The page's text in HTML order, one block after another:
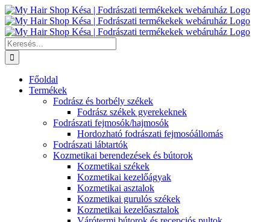
Kihagyás
Keresés...
Főoldal
Termékek
Fodrász és borbély székek
Fodrász székek gyerekeknek
Fodrászati fejmosók/hajmosók
Hordozható fodrászati fejmosóállomás
Fodrászati lábtartók
Kozmetikai berendezések és bútorok
Kozmetikai székek
Kozmetikai kezelőágyak
Kozmetikai asztalok
Kozmetikai gurulós székek
Kozmetikai kezelőasztalok